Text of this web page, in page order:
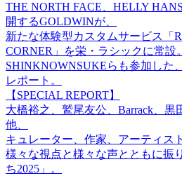
THE NORTH FACE、HELLY
開するGOLDWINが、
新たな体験型カスタムサービス「
CORNER」を栄・ラシックに常設。
SHINKNOWNSUKEらも参加した
レポート。
【SPECIAL REPORT】
大橋裕之、鷲尾友公、Barrack、黒
他、
キュレーター、作家、アーティス
様々な視点と様々な声とともに振
ち2025」。